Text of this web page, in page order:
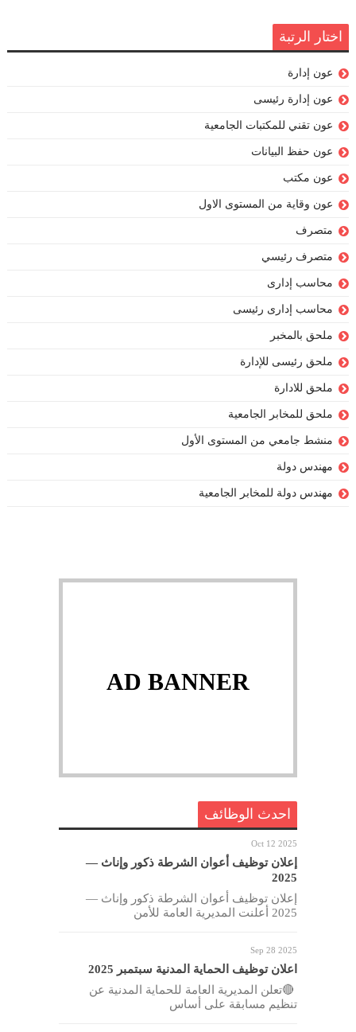
اختار الرتبة
عون إدارة
عون إدارة رئيسى
عون تقني للمكتبات الجامعية
عون حفظ البيانات
عون مكتب
عون وقاية من المستوى الاول
متصرف
متصرف رئيسي
محاسب إدارى
محاسب إدارى رئيسى
ملحق بالمخبر
ملحق رئيسى للإدارة
ملحق للادارة
ملحق للمخابر الجامعية
منشط جامعي من المستوى الأول
مهندس دولة
مهندس دولة للمخابر الجامعية
AD BANNER
احدث الوظائف
Oct 12 2025
إعلان توظيف أعوان الشرطة ذكور وإناث —
2025
إعلان توظيف أعوان الشرطة ذكور وإناث —
2025 أعلنت المديرية العامة للأمن
Sep 28 2025
اعلان توظيف الحماية المدنية سبتمبر 2025
🔴تعلن المديرية العامة للحماية المدنية عن
تنظيم مسابقة على أساس